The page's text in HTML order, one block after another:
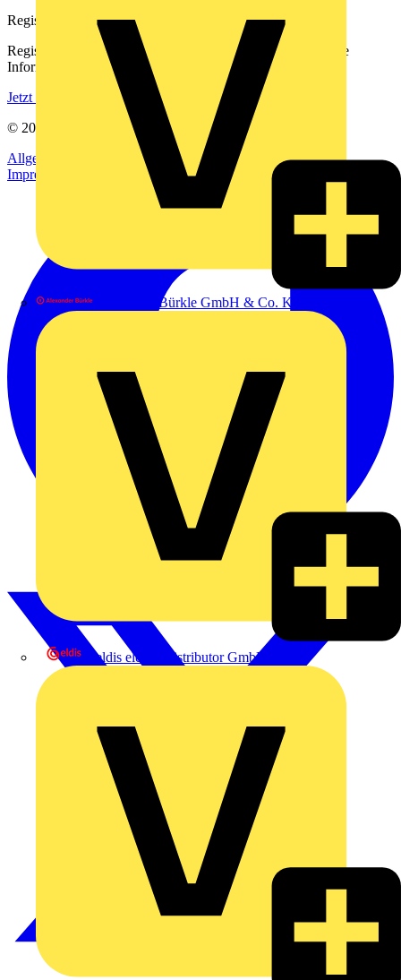
Alexander Bürkle GmbH & Co. KG
eldis electro distributor GmbH
Registrierung
Registrieren Sie sich kostenlos und erhalten Sie stets aktuelle
Informationen aus der Elektroindustrie.
Jetzt registrieren
© 2002-
Voltimum
Allgemeine Geschäftsbedingungen
Datenschutzerklärung
Impressum